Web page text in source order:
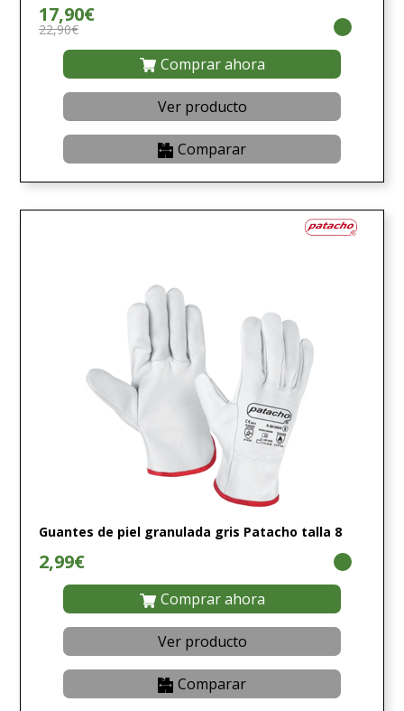
17,90€
22,90€
Comprar ahora
Ver producto
Comparar
Guantes de piel granulada gris Patacho talla 8
2,99€
Comprar ahora
Ver producto
Comparar